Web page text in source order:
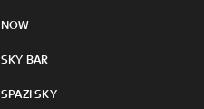
NOW
SKY BAR
SPAZI SKY